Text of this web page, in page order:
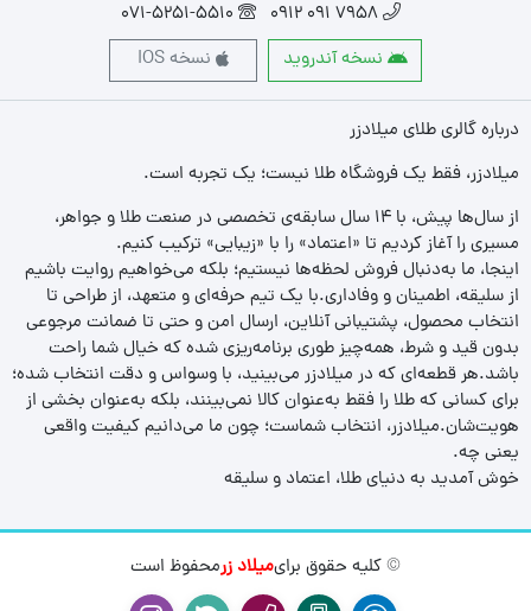
7958 091 0912
071-5251-5510
نسخه آندروید
نسخه IOS
درباره گالری طلای میلادزر
میلادزر، فقط یک فروشگاه طلا نیست؛ یک تجربه‌ است.
از سال‌ها پیش، با ۱۴ سال سابقه‌ی تخصصی در صنعت طلا و جواهر،
مسیری را آغاز کردیم تا «اعتماد» را با «زیبایی» ترکیب کنیم.
اینجا، ما به‌دنبال فروش لحظه‌ها نیستیم؛ بلکه می‌خواهیم روایت باشیم
از سلیقه، اطمینان و وفاداری.با یک تیم حرفه‌ای و متعهد، از طراحی تا
انتخاب محصول، پشتیبانی آنلاین، ارسال امن و حتی تا ضمانت مرجوعی
بدون قید و شرط، همه‌چیز طوری برنامه‌ریزی شده که خیال شما راحت
باشد.هر قطعه‌ای که در میلادزر می‌بینید، با وسواس و دقت انتخاب شده؛
برای کسانی که طلا را فقط به‌عنوان کالا نمی‌بینند، بلکه به‌عنوان بخشی از
هویت‌شان.میلادزر، انتخاب شماست؛ چون ما می‌دانیم کیفیت واقعی
یعنی چه.
خوش آمدید به دنیای طلا، اعتماد و سلیقه
© کلیه حقوق برایمیلاد زرمحفوظ است